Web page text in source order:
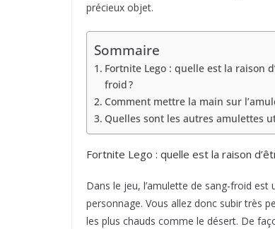
précieux objet.
Sommaire
Fortnite Lego : quelle est la raison
froid ?
Comment mettre la main sur
Quelles sont les autres amulettes
Fortnite Lego : quelle est la raison
Dans le jeu, l’amulette de sang-froid
personnage. Vous allez donc subir très
les plus chauds comme le désert. De